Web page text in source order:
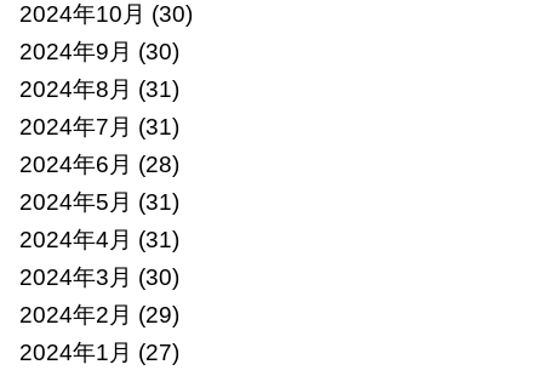
2024年10月 (30)
2024年9月 (30)
2024年8月 (31)
2024年7月 (31)
2024年6月 (28)
2024年5月 (31)
2024年4月 (31)
2024年3月 (30)
2024年2月 (29)
2024年1月 (27)